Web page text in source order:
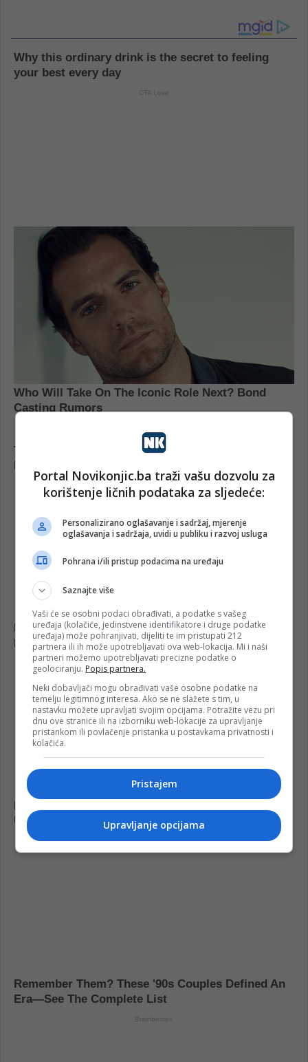
Portal Novikonjic.ba traži vašu dozvolu za
korištenje ličnih podataka za sljedeće:
Personalizirano oglašavanje i sadržaj, mjerenje
oglašavanja i sadržaja, uvidi u publiku i razvoj usluga
Pohrana i/ili pristup podacima na uređaju
Saznajte više
Vaši će se osobni podaci obrađivati, a podatke s vašeg
uređaja (kolačiće, jedinstvene identifikatore i druge podatke
uređaja) može pohranjivati, dijeliti te im pristupati 212
partnera ili ih može upotrebljavati ova web-lokacija. Mi i naši
partneri možemo upotrebljavati precizne podatke o
geolociranju. Popis partnera.
Neki dobavljači mogu obrađivati vaše osobne podatke na
temelju legitimnog interesa. Ako se ne slažete s tim, u
nastavku možete upravljati svojim opcijama. Potražite vezu pri
dnu ove stranice ili na izborniku web-lokacije za upravljanje
pristankom ili povlačenje pristanka u postavkama privatnosti i
kolačića.
Pristajem
Upravljanje opcijama